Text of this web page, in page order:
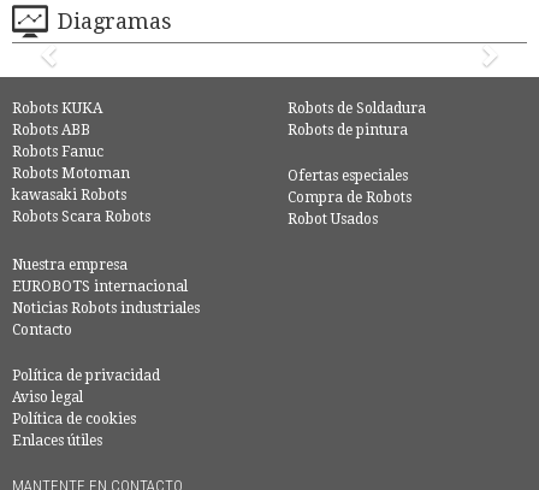
Diagramas
Robots KUKA
Robots ABB
Robots Fanuc
Robots Motoman
kawasaki Robots
Robots Scara Robots
Robots de Soldadura
Robots de pintura
Ofertas especiales
Compra de Robots
Robot Usados
Nuestra empresa
EUROBOTS internacional
Noticias Robots industriales
Contacto
Política de privacidad
Aviso legal
Política de cookies
Enlaces útiles
MANTENTE EN CONTACTO